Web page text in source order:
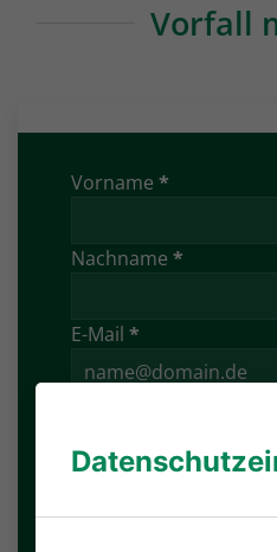
Vorfall
Vorname *
Nachname *
E-Mail *
Verein